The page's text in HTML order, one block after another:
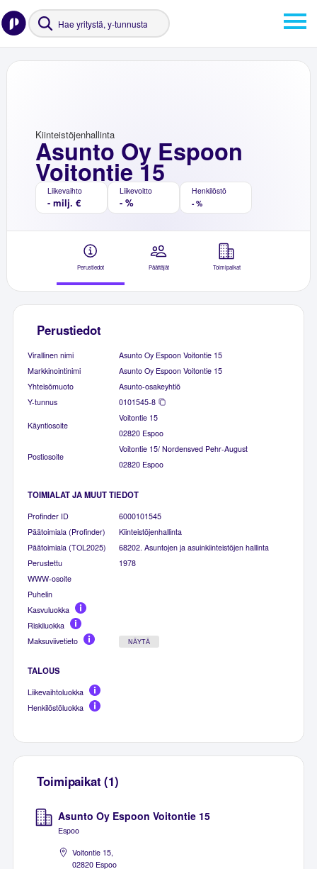
Asunto Oy Espoon
Voitontie 15
Kiinteistöjenhallinta
Liikevaihto
- milj. €
Liikevoitto
- %
Henkilöstö
- %
Perustiedot Päättäjät Toimipaikat
Perustiedot
Virallinen nimi
Asunto Oy Espoon Voitontie 15
Markkinointinimi
Asunto Oy Espoon Voitontie 15
Yhteisömuoto
Asunto-osakeyhtiö
Y-tunnus
0101545-8
Käyntiosoite
Voitontie 15
02820 Espoo
Postiosoite
Voitontie 15/ Nordensved Pehr-August
02820 Espoo
TOIMIALAT JA MUUT TIEDOT
Profinder ID
6000101545
Päätoimiala (Profinder)
Kiinteistöjenhallinta
Päätoimiala (TOL2025)
68202. Asuntojen ja asuinkiinteistöjen hallinta
Perustettu
1978
WWW-osoite
Puhelin
Kasvuluokka
Riskiluokka
Maksuviivetieto
NÄYTÄ
TALOUS
Liikevaihtoluokka
Henkilöstöluokka
Toimipaikat (1)
Asunto Oy Espoon Voitontie 15
Espoo
Voitontie 15,
02820 Espoo